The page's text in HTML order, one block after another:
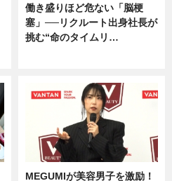
働き盛りほど危ない「脳梗
塞」──リクルート出身社長が
挑む“命のタイムリ…
MEGUMIが美容男子を激励！